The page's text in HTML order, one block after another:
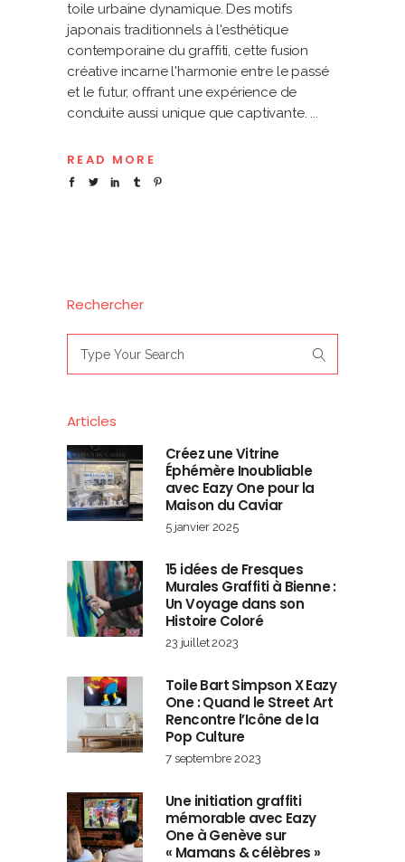
toile urbaine dynamique. Des motifs
japonais traditionnels à l'esthétique
contemporaine du graffiti, cette fusion
créative incarne l'harmonie entre le passé
et le futur, offrant une expérience de
conduite aussi unique que captivante.
READ MORE
Rechercher
for:
Articles
Créez une Vitrine
Éphémère Inoubliable
avec Eazy One pour la
Maison du Caviar
5 janvier 2025
15 idées de Fresques
Murales Graffiti à Bienne :
Un Voyage dans son
Histoire Coloré
23 juillet 2023
Toile Bart Simpson X Eazy
One : Quand le Street Art
Rencontre l’Icône de la
Pop Culture
7 septembre 2023
Une initiation graffiti
mémorable avec Eazy
One à Genève sur
« Mamans & célèbres »